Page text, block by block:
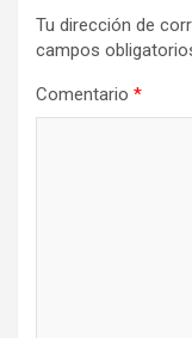
Tu dirección de
campos
Comentario *